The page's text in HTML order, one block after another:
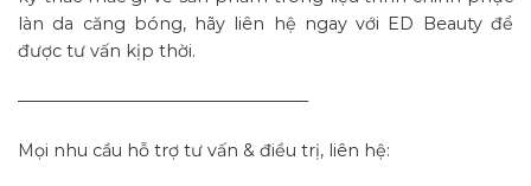
làn da căng bóng, hãy liên hệ ngay với ED Beauty để
được tư vấn kịp thời.
—————————————————–
Mọi nhu cầu hỗ trợ tư vấn & điều trị, liên hệ: